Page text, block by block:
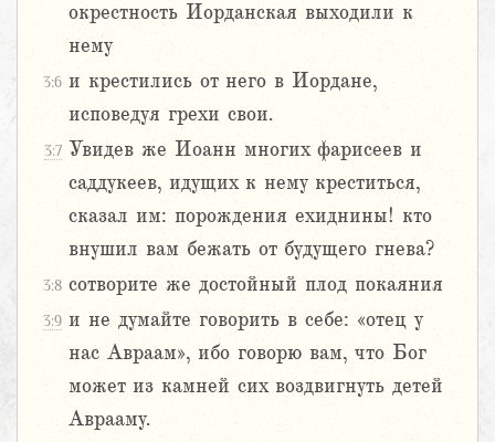
окрестность Иорданская выходили к
нему
3:6 и крестились от него в Иордане,
исповедуя грехи свои.
3:7 Увидев же Иоанн многих фарисеев и
саддукеев, идущих к нему креститься,
сказал им: порождения ехиднины! кто
внушил вам бежать от будущего гнева?
3:8 сотворите же достойный плод покаяния
3:9 и не думайте говорить в себе: «отец у
нас Авраам», ибо говорю вам, что Бог
может из камней сих воздвигнуть детей
Аврааму.